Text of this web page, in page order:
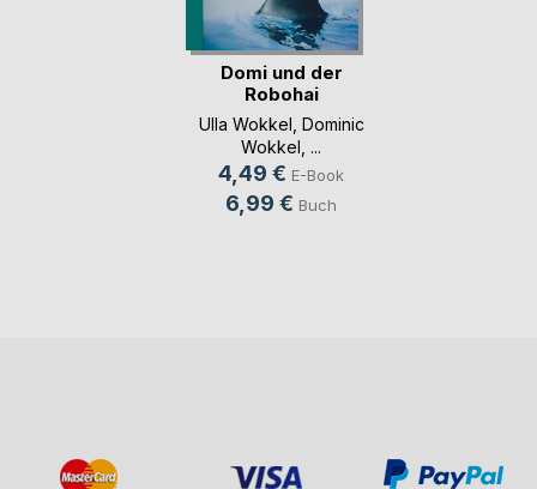
Domi und der
Robohai
Ulla Wokkel Dominic
Wokkel , ...
4,49 € E-Book
6,99 € Buch